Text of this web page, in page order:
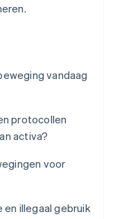
vandaag
protocollen
activa?
voor
en illegaal gebruik